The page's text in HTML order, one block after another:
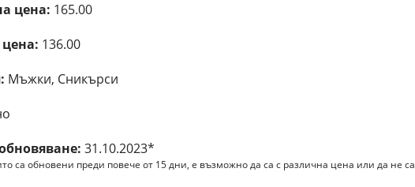
цена: 165.00
136.00
Мъжки, Сникърси
31.10.2023*
са обновени преди повече от 15 дни, е възможно да са с различна цена или да не са